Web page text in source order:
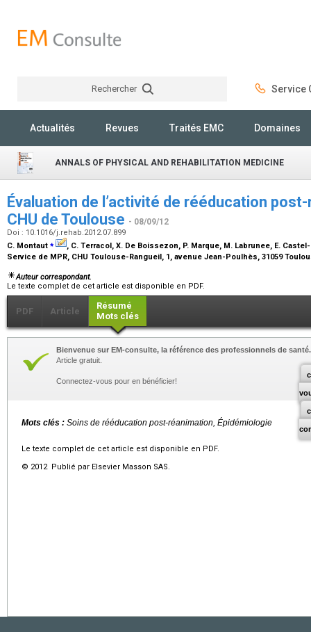
Rechercher Service
Actualités Revues Traités EMC Domaines
ANNALS OF PHYSICAL AND REHABILITATION MEDICINE
Évaluation de l’activité de rééducation
CHU de Toulouse - 08/09/12
Doi : 10.1016/j.rehab.2012.07.899
C. Montaut ⁎
, C. Terracol, X. De Boissezon, P. Marque, M. Labrunee, E.
Service de MPR, CHU Toulouse-Rangueil, 1, avenue Jean-Poulhès, 31059
Auteur correspondant.
Le texte complet de cet article est disponible en PDF.
PDF Article
Résumé
Mots clés
Bienvenue sur EM-consulte, la référence des professionnels de santé.
Article gratuit.
Connectez-vous pour en bénéficier!
Mots clés : Soins de rééducation post-réanimation, Épidémiologie
Le texte complet de cet article est disponible en PDF.
© 2012 Publié par Elsevier Masson SAS.